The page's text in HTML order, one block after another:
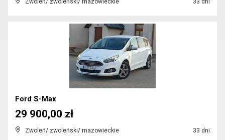
Zwoleń/ zwoleński/ mazowieckie 33 dni
Ford S-Max
Zwoleń/ zwoleński/ mazowieckie 33 dni
29 900,00 zł